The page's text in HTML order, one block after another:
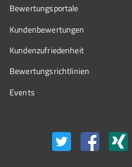
Bewertungsportale
Kundenbewertungen
Kundenzufriedenheit
Bewertungs­richtlinien
Events